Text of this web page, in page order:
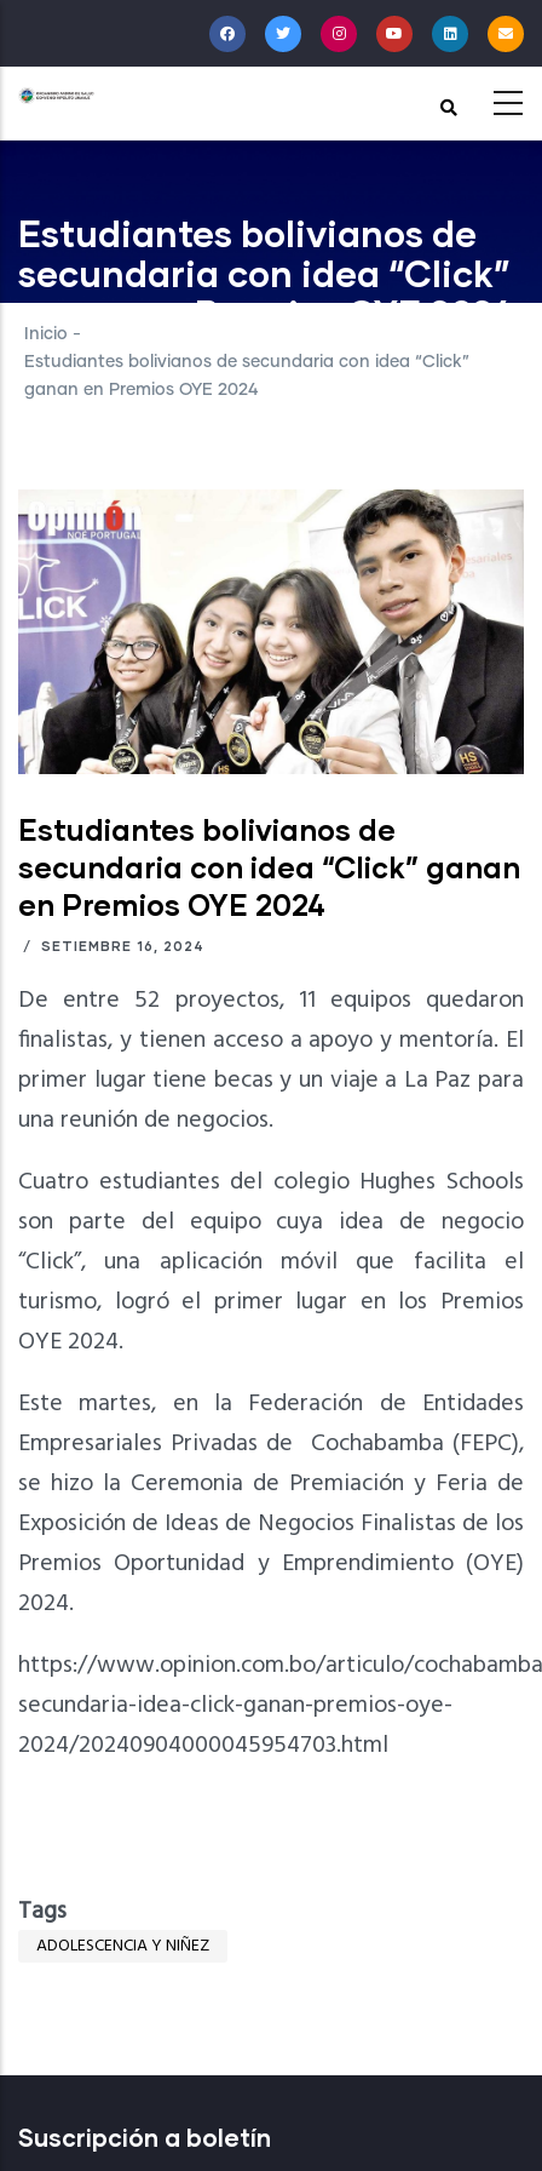
al
contenido
principal
Estudiantes bolivianos de
secundaria con idea “Click”
ganan en Premios OYE 2024
Inicio -
Estudiantes bolivianos de secundaria con idea “Click”
ganan en Premios OYE 2024
Estudiantes bolivianos de
secundaria con idea “Click” ganan
en Premios OYE 2024
/ SETIEMBRE 16, 2024
De entre 52 proyectos, 11 equipos quedaron
finalistas, y tienen acceso a apoyo y mentoría. El
primer lugar tiene becas y un viaje a La Paz para
una reunión de negocios.
Cuatro estudiantes del colegio Hughes Schools
son parte del equipo cuya idea de negocio
“Click”, una aplicación móvil que facilita el
turismo, logró el primer lugar en los Premios
OYE 2024.
Este martes, en la Federación de Entidades
Empresariales Privadas de Cochabamba (FEPC),
se hizo la Ceremonia de Premiación y Feria de
Exposición de Ideas de Negocios Finalistas de los
Premios Oportunidad y Emprendimiento (OYE)
2024.
https://www.opinion.com.bo/articulo/
secundaria-idea-click-ganan-premios-oye-
2024/20240904000045954703.html
Tags
ADOLESCENCIA Y NIÑEZ
Suscripción a boletín